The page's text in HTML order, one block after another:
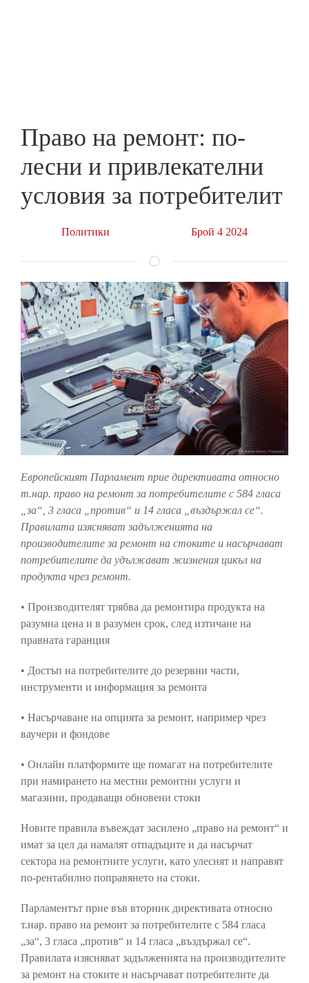
Право на ремонт: по-
лесни и привлекателни
условия за потребителит
Политики Брой 4 2024
Европейският Парламент прие директивата относно
т.нар. право на ремонт за потребителите с 584 гласа
„за“, 3 гласа „против“ и 14 гласа „въздържал се“.
Правилата изясняват задълженията на
производителите за ремонт на стоките и насърчават
потребителите да удължават жизнения цикъл на
продукта чрез ремонт.
• Производителят трябва да ремонтира продукта на
разумна цена и в разумен срок, след изтичане на
правната гаранция
• Достъп на потребителите до резервни части,
инструменти и информация за ремонта
• Насърчаване на опцията за ремонт, например чрез
ваучери и фондове
• Онлайн платформите ще помагат на потребителите
при намирането на местни ремонтни услуги и
магазини, продаващи обновени стоки
Новите правила въвеждат засилено „право на ремонт“ и
имат за цел да намалят отпадъците и да насърчат
сектора на ремонтните услуги, като улеснят и направят
по-рентабилно поправянето на стоки.
Парламентът прие във вторник директивата относно
т.нар. право на ремонт за потребителите с 584 гласа
„за“, 3 гласа „против“ и 14 гласа „въздържал се“.
Правилата изясняват задълженията на производителите
за ремонт на стоките и насърчават потребителите да